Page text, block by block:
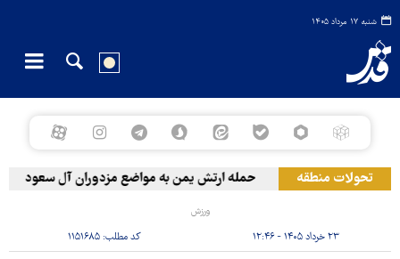
شنبه ۱۷ مرداد ۱۴۰۵
تحولات منطقه حمله ارتش یمن به مواضع مزدوران آل سعود
ورزش
۲۳ خرداد ۱۴۰۵ - ۱۲:۴۶ کد مطلب: ۱۱۵۱۶۸۵